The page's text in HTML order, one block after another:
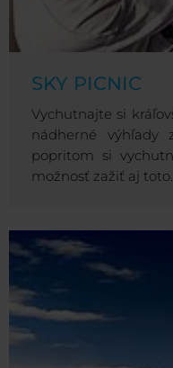
SKY PICNIC
Vychutnajte si
nádherné výhľady
popritom si
možnosť zažiť aj toto.